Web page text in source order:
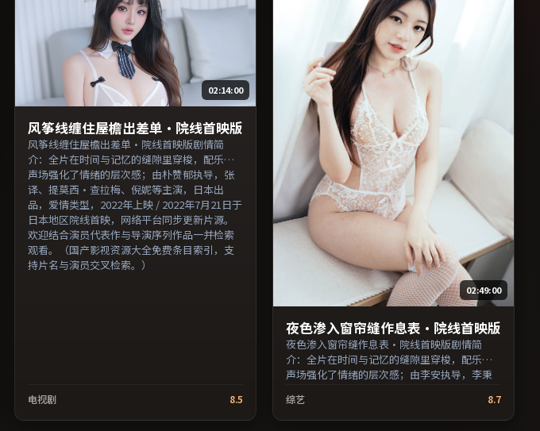
02:14:00
风筝线缠住屋檐出差单·院线首映版
风筝线缠住屋檐出差单·院线首映版剧情简
介：全片在时间与记忆的缝隙里穿梭，配乐与
声场强化了情绪的层次感；由朴赞郁执导，张
译、提莫西·查拉梅、倪妮等主演，日本出
品，爱情类型，2022年上映 / 2022年7月21日于
日本地区院线首映，网络平台同步更新片源。
欢迎结合演员代表作与导演序列作品一并检索
观看。（国产影视资源大全免费条目索引，支
持片名与演员交叉检索。）
电视剧 8.5
02:49:00
夜色渗入窗帘缝作息表·院线首映版
夜色渗入窗帘缝作息表·院线首映版剧情简
介：全片在时间与记忆的缝隙里穿梭，配乐与
声场强化了情绪的层次感；由李安执导，李秉
科幻类型，2019年上映 / 2019年2月23日于澳大
利亚地区院线首映，网络平台同步更新片源。
综艺 8.7